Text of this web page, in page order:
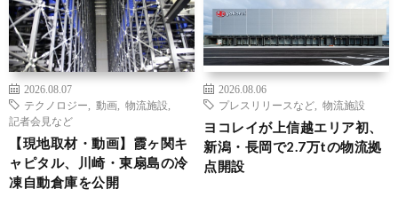
2026.08.07
テクノロジー
動画 物流施設
記者会見など
【現地取材・動画】霞ヶ関キ
ャピタル、川崎・東扇島の冷
凍自動倉庫を公開
2026.08.06
プレスリリースなど
物流施設
ヨコレイが上信越エリア初、
新潟・長岡で2.7万tの物流拠
点開設